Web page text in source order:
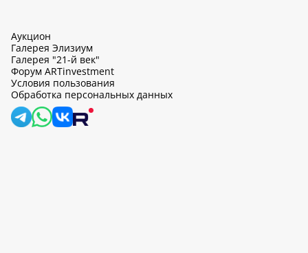
Аукцион
Галерея Элизиум
Галерея "21-й век"
Форум ARTinvestment
Условия пользования
Обработка персональных данных